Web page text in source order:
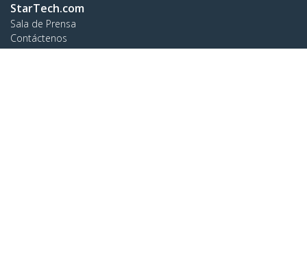
StarTech.com
Sala de Prensa
Contáctenos
Acerca de nosotros